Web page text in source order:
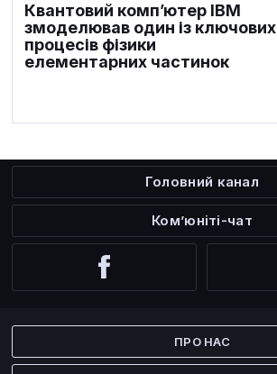
Квантовий комп’ютер IBM
змоделював один із ключових
процесів фізики
елементарних частинок
Головний канал
Ком’юніті-чат
ПРО НАС